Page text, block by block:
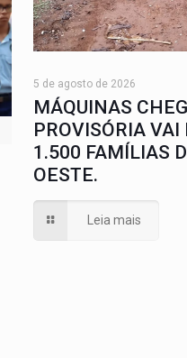
5 de agosto de 2026
MÁQUINAS
PROVISÓRIA VAI
1.500 FAMÍLIAS
OESTE.
Leia mais